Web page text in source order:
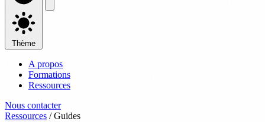
Thème
A propos
Formations
Ressources
Nous contacter
Ressources / Guides